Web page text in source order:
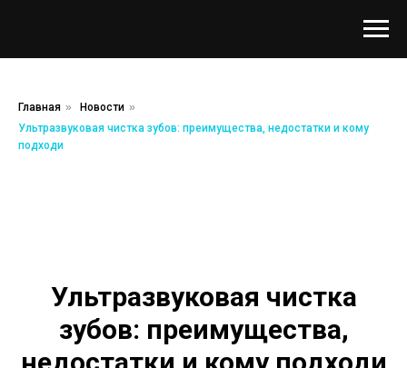
Главная » Новости »
Ультразвуковая чистка зубов: преимущества, недостатки и кому
подходи
Ультразвуковая чистка
зубов: преимущества,